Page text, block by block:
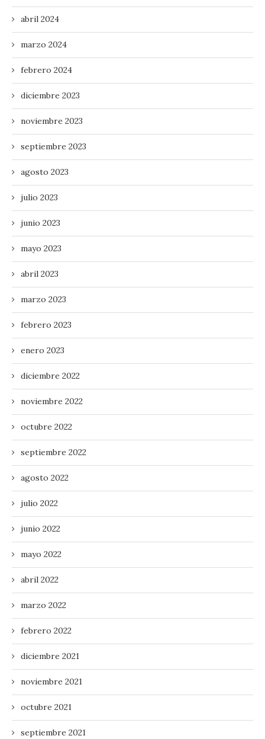
abril 2024
marzo 2024
febrero 2024
diciembre 2023
noviembre 2023
septiembre 2023
agosto 2023
julio 2023
junio 2023
mayo 2023
abril 2023
marzo 2023
febrero 2023
enero 2023
diciembre 2022
noviembre 2022
octubre 2022
septiembre 2022
agosto 2022
julio 2022
junio 2022
mayo 2022
abril 2022
marzo 2022
febrero 2022
diciembre 2021
noviembre 2021
octubre 2021
septiembre 2021